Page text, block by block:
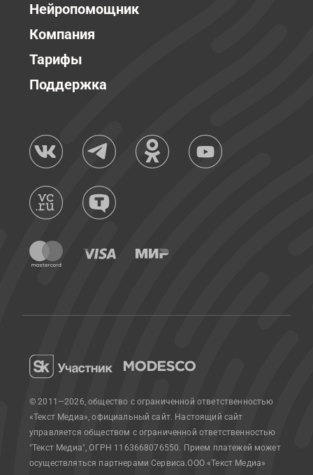
Нейропомощник
Компания
Тарифы
Поддержка
© 2011—2026, общество с ограниченной ответственностью
«Текст Медиа», официальный сайт. Настоящий сайт
управляется обществом с ограниченной ответственностью
"Текст Медиа", ОГРН 1163668076550. Прием платежей может
осуществляться партнерами Сервиса.ООО «Текст Медиа»